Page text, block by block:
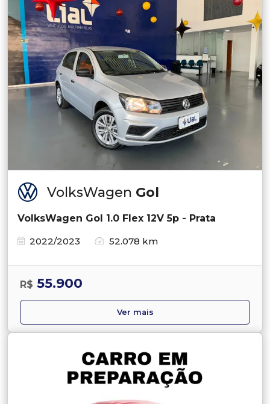
VolksWagen Gol
VolksWagen Gol 1.0 Flex 12V 5p - Prata
2022/2023
52.078 km
R$ 55.900
Ver mais